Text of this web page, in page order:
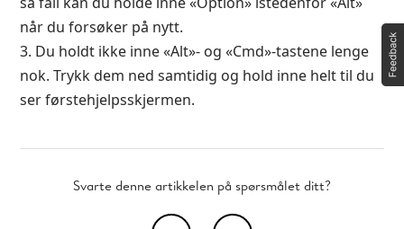
når du forsøker på nytt.
3. Du holdt ikke inne «Alt»- og «Cmd»-tastene lenge
nok. Trykk dem ned samtidig og hold inne helt til du
ser førstehjelpsskjermen.
Svarte denne artikkelen på spørsmålet ditt?